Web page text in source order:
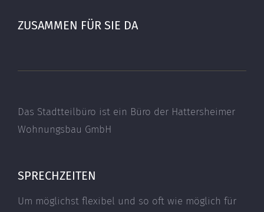
ZUSAMMEN FÜR SIE DA
Das Stadtteilbüro ist ein Büro der Hattersheimer
Wohnungsbau GmbH
SPRECHZEITEN
Um möglichst flexibel und so oft wie möglich für